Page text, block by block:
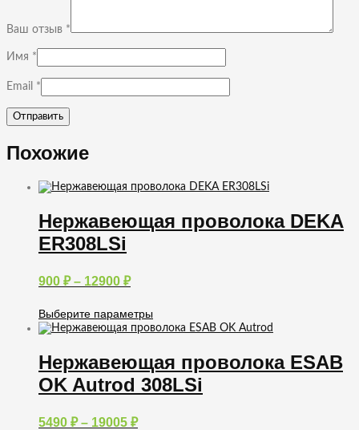
Ваш отзыв *
Имя *
Email *
Похожие
Нержавеющая проволока DEKA
ER308LSi
900 ₽ – 12900 ₽Диапазон
900 ₽
–
Выберите параметры
Этот
имеет
несколько
вариаций.
Опции
выбрать
Нержавеющая проволока ESAB
OK Autrod 308LSi
5490 ₽ – 19005 ₽Диапазон